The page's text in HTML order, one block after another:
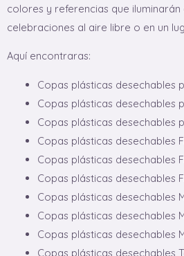
colores y referencias que
celebraciones al aire libre o en un
Aquí encontraras:
Copas plásticas desechables
Copas plásticas desechables
Copas plásticas desechables
Copas plásticas desechables
Copas plásticas desechables
Copas plásticas desechables
Copas plásticas desechables
Copas plásticas desechables
Copas plásticas desechables
Copas plásticas desechables